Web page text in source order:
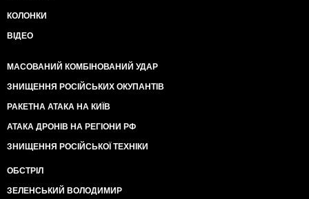
КОЛОНКИ
ВІДЕО
МАСОВАНИЙ КОМБІНОВАНИЙ УДАР
ЗНИЩЕННЯ РОСІЙСЬКИХ ОКУПАНТІВ
РАКЕТНА АТАКА НА КИЇВ
АТАКА ДРОНІВ НА РЕГІОНИ РФ
ЗНИЩЕННЯ РОСІЙСЬКОЇ ТЕХНІКИ
ОБСТРІЛ
ЗЕЛЕНСЬКИЙ ВОЛОДИМИР